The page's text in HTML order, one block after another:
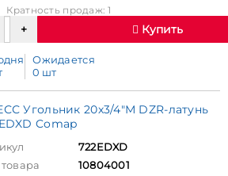
Кратность продаж: 1
Купить
Ожидается
0 шт
Угольник 20х3/4"М DZR-латунь
Comap
722EDXD
10804001